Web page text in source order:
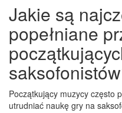
Jakie są
popełniane
Początkujący muzycy często
utrudniać naukę gry na